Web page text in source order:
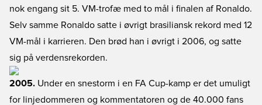
nok engang sit 5. VM-trofæ med to mål i finalen af Ronaldo.
Selv samme Ronaldo satte i øvrigt brasiliansk rekord med 12
VM-mål i karrieren. Den brød han i øvrigt i 2006, og satte
sig på verdensrekorden.
2005. Under en snestorm i en FA Cup-kamp er det umuligt
for linjedommeren og kommentatoren og de 40.000 fans